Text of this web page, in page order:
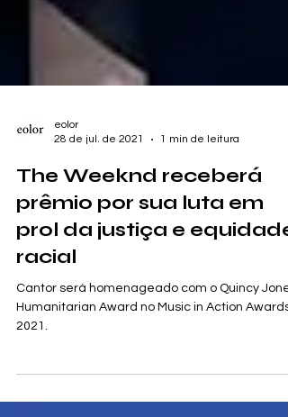
eolor
28 de jul. de 2021
1 min de leitura
The Weeknd receberá
prêmio por sua luta em
prol da justiça e equidade
racial